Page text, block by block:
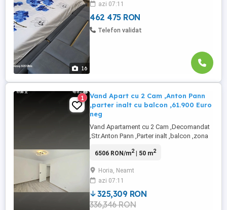
16
,Ag.Imob Rocasa din Roman ,Accept
credit bancar ,Rate maxim ...
azi 07:11
462 475 RON
Telefon validat
1
Vand Apart cu 2 Cam ,Anton Pann
,parter inalt cu balcon ,61.900 Euro
neg
Vand Apartament cu 2 Cam ,Decomandat
,Str.Anton Pann ,Parter inalt ,balcon ,zona
termic ,bloc de caramida ,renovat complet
Euro neg Tel.0756363686 Dan Herghea
,Ag .Imob Rocasa din Roman
6506 RON/m2| 50 m2
Horia, Neamt
azi 07:11
325,309 RON
336,346 RON